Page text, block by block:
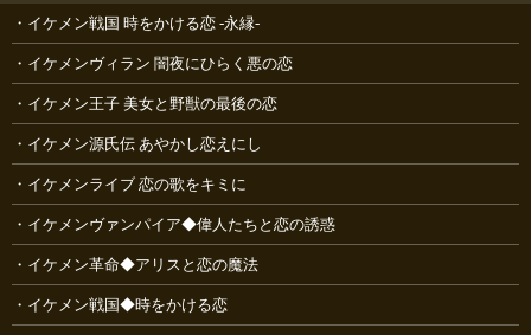
イケメン戦国 時をかける恋 -永縁-
イケメンヴィラン 闇夜にひらく悪の恋
イケメン王子 美女と野獣の最後の恋
イケメン源氏伝 あやかし恋えにし
イケメンライブ 恋の歌をキミに
イケメンヴァンパイア◆偉人たちと恋の誘惑
イケメン革命◆アリスと恋の魔法
イケメン戦国◆時をかける恋